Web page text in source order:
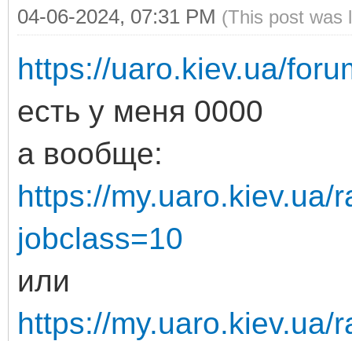
04-06-2024, 07:31 PM (This post was
https://uaro.kiev.ua/
есть у меня 0000
а вообще:
https://my.uaro.kiev.ua/
jobclass=10
или
https://my.uaro.kiev.ua/